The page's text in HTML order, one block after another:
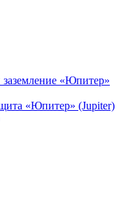
«Юпитер»
«Юпитер» (Jupiter)